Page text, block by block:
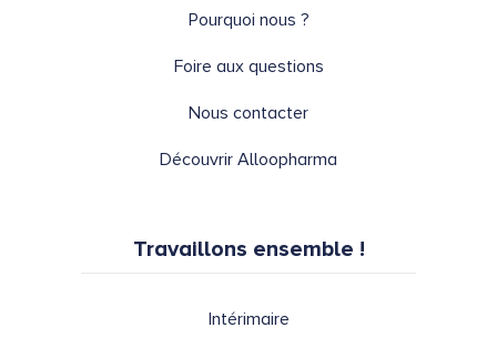
Pourquoi nous ?
Foire aux questions
Nous contacter
Découvrir Alloopharma
Travaillons ensemble !
Intérimaire